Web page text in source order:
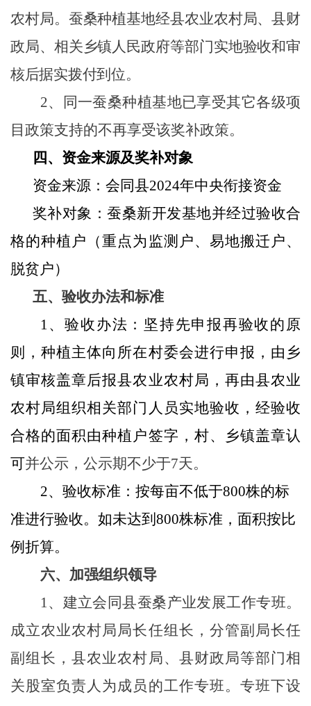
农村局。蚕桑种植基地经县农业农村局、县财
政局、相关乡镇人民政府等部门实地验收和审
核后据实拨付到位。
2、同一蚕桑种植基地已享受其它各级项
目政策支持的不再享受该奖补政策。
四、资金来源及奖补对象
资金来源：会同县2024年中央衔接资金
奖补对象：蚕桑新开发基地并经过验收合
格的种植户（重点为监测户、易地搬迁户、
脱贫户）
五、验收办法和标准
1、验收办法：坚持先申报再验收的原
则，种植主体向所在村委会进行申报，由乡
镇审核盖章后报县农业农村局，再由县农业
农村局组织相关部门人员实地验收，经验收
合格的面积由种植户签字，村、乡镇盖章认
可并公示，公示期不少于7天。
2、验收标准：按每亩不低于800株的标
准进行验收。如未达到800株标准，面积按比
例折算。
六、加强组织领导
1、建立会同县蚕桑产业发展工作专班。
成立农业农村局局长任组长，分管副局长任
副组长，县农业农村局、县财政局等部门相
关股室负责人为成员的工作专班。专班下设